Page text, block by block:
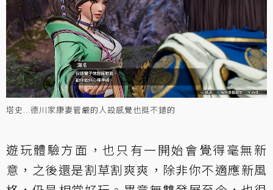
塔史...德川家康妻管嚴的人設感覺也挺不錯的
遊玩體驗方面，也只有一開始會覺得毫無新
意，之後還是割草割爽爽，除非你不適應新風